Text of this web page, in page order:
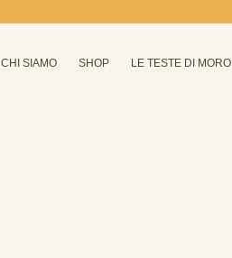
CHI SIAMO SHOP LE TESTE DI MORO